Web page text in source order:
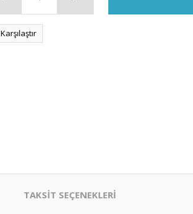
Karşılaştır
TAKSİT SEÇENEKLERİ